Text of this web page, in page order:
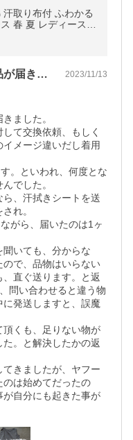
取り布付 ふわかる
春 夏 レディース 2
掲載画像と明らかに違う粗悪品が届きまし… 2023/11/13
ました。
て交換依頼、もしく
メージ違いだし着用
。といわれ、何度とな
でした。
、汗拭きシートを送
れ。
がら、届いたのは1ヶ
いても、分からな
で、品物はいらない
直ぐ送ります。と返
問い合わせると違う物
発送しますと、誤魔
くも、足りない物が
。と解決したかの返
きましたが、ヤフー
のは始めてだったの
自分にも起きた事が